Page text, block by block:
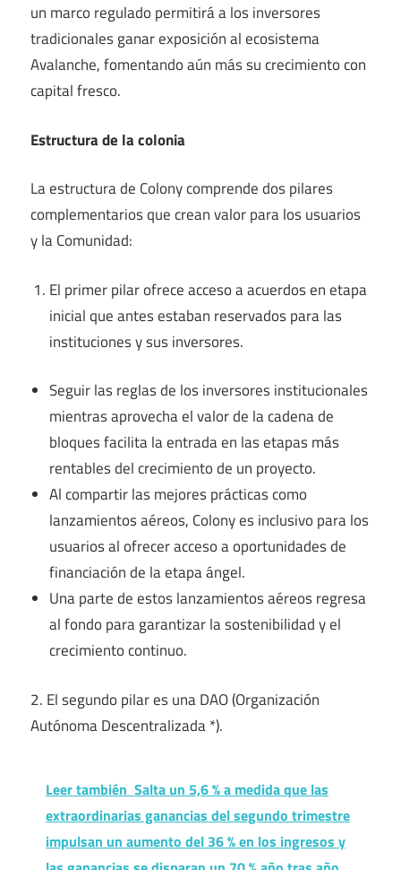
un marco regulado permitirá a los inversores
tradicionales ganar exposición al ecosistema
Avalanche, fomentando aún más su crecimiento con
capital fresco.
Estructura de la colonia
La estructura de Colony comprende dos pilares
complementarios que crean valor para los usuarios
y la Comunidad:
El primer pilar ofrece acceso a acuerdos en etapa
inicial que antes estaban reservados para las
instituciones y sus inversores.
Seguir las reglas de los inversores institucionales
mientras aprovecha el valor de la cadena de
bloques facilita la entrada en las etapas más
rentables del crecimiento de un proyecto.
Al compartir las mejores prácticas como
lanzamientos aéreos, Colony es inclusivo para los
usuarios al ofrecer acceso a oportunidades de
financiación de la etapa ángel.
Una parte de estos lanzamientos aéreos regresa
al fondo para garantizar la sostenibilidad y el
crecimiento continuo.
2. El segundo pilar es una DAO (Organización
Autónoma Descentralizada *).
Leer también Salta un 5,6 % a medida que las
extraordinarias ganancias del segundo trimestre
impulsan un aumento del 36 % en los ingresos y